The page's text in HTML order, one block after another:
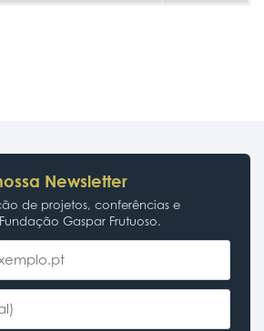
Newsletter
de projetos, conferências e
Gaspar Frutuoso.